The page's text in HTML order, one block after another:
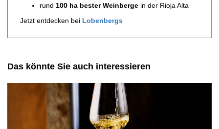
rund 100 ha bester Weinberge in der Rioja Alta
Jetzt entdecken bei Lobenbergs
Das könnte Sie auch interessieren